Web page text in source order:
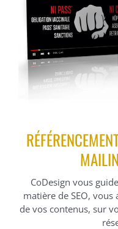
CoDesign vous
matière de SEO,
de vos contenus, sur